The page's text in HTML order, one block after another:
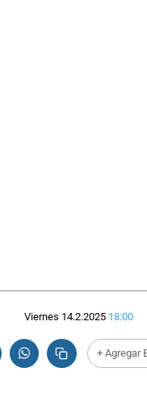
Viernes 14.2.2025 18:00
+ Agregar